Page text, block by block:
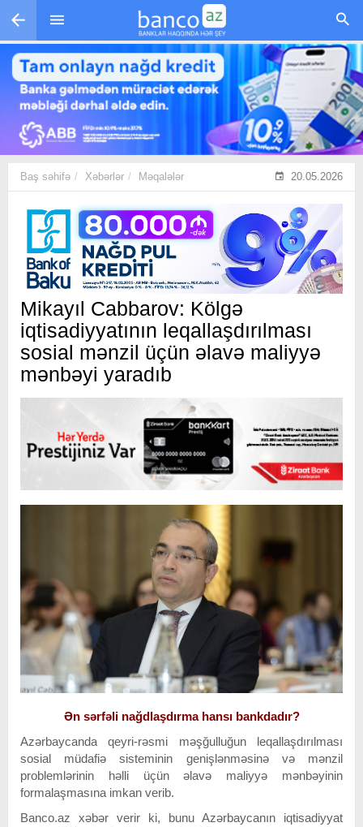
Skip to main content
Baş səhifə Xəbərlər Məqalələr 20.05.2026
Mikayıl Cabbarov: Kölgə
iqtisadiyyatının leqallaşdırılması
sosial mənzil üçün əlavə maliyyə
mənbəyi yaradıb
Ən sərfəli nağdlaşdırma hansı bankdadır?
Azərbaycanda qeyri-rəsmi məşğulluğun leqallaşdırılması
sosial müdafiə sisteminin genişlənməsinə və mənzil
problemlərinin həlli üçün əlavə maliyyə mənbəyinin
formalaşmasına imkan verib.
Banco.az xəbər verir ki, bunu Azərbaycanın iqtisadiyyat